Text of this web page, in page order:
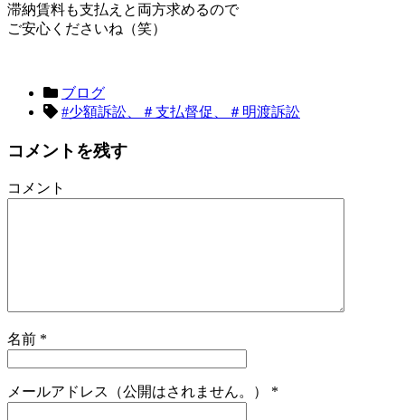
滞納賃料も支払えと両方求めるので
ご安心くださいね（笑）
ブログ
#少額訴訟、＃支払督促、＃明渡訴訟
コメントを残す
コメント
名前 *
メールアドレス（公開はされません。） *